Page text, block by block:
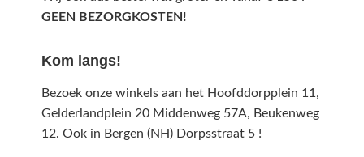
GEEN BEZORGKOSTEN!
Kom langs!
Bezoek onze winkels aan het Hoofddorpplein 11,
Gelderlandplein 20 Middenweg 57A, Beukenweg
12.Ook in Bergen (NH) Dorpsstraat 5 !